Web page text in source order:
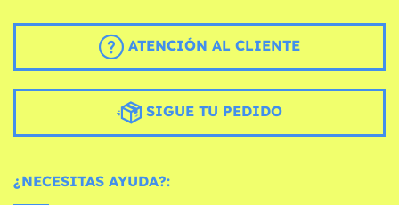
ATENCIÓN AL CLIENTE
SIGUE TU PEDIDO
¿NECESITAS AYUDA?: